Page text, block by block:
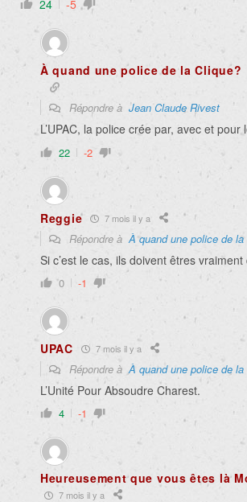
24 -5
À quand une police de la Clique?
Répondre à Jean Claude Rivest
L’UPAC, la police crée par, avec et pour
22 -2
Reggie 7 mois il y a
Répondre àÀ quand une police de la
Si c’est le cas, ils doivent êtres
0 -1
UPAC 7 mois il y a
Répondre àÀ quand une police de la
L’Unité Pour Absoudre Charest.
4 -1
Heureusement que vous êtes là
7 mois il y a